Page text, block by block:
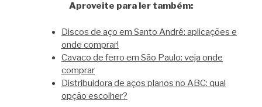
Aproveite para ler também:
Discos de aço em Santo André: aplicações e
onde comprar!
Cavaco de ferro em São Paulo: veja onde
comprar
Distribuidora de aços planos no ABC: qual
opção escolher?